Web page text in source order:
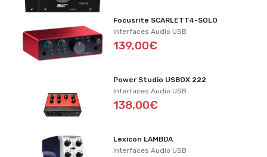
Focusrite SCARLETT4-SOLO
Interfaces Audio USB
139,00€
Power Studio USBOX 222
Interfaces Audio USB
138,00€
Lexicon LAMBDA
Interfaces Audio USB